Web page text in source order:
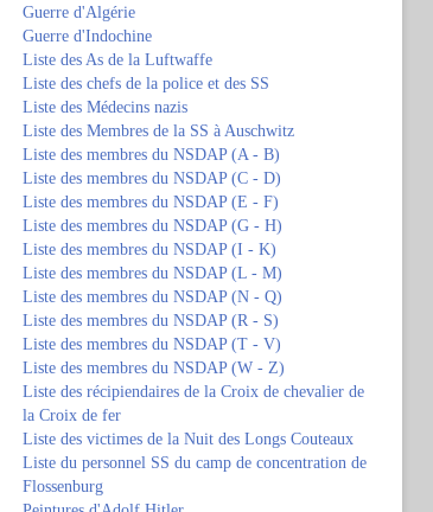
Guerre d'Algérie
Guerre d'Indochine
Liste des As de la Luftwaffe
Liste des chefs de la police et des SS
Liste des Médecins nazis
Liste des Membres de la SS à Auschwitz
Liste des membres du NSDAP (A - B)
Liste des membres du NSDAP (C - D)
Liste des membres du NSDAP (E - F)
Liste des membres du NSDAP (G - H)
Liste des membres du NSDAP (I - K)
Liste des membres du NSDAP (L - M)
Liste des membres du NSDAP (N - Q)
Liste des membres du NSDAP (R - S)
Liste des membres du NSDAP (T - V)
Liste des membres du NSDAP (W - Z)
Liste des récipiendaires de la Croix de chevalier de
la Croix de fer
Liste des victimes de la Nuit des Longs Couteaux
Liste du personnel SS du camp de concentration de
Flossenburg